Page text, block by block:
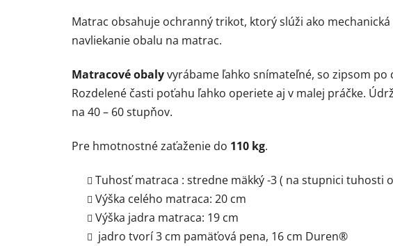
Matrac obsahuje ochranný trikot, ktorý slúži ako
navliekanie obalu na matrac.
Matracové obalyvyrábame ľahko snímateľné, so zipsom po
Rozdelené časti poťahu ľahko operiete aj v malej práčke.
na 40 – 60 stupňov.
Pre hmotnostné zaťaženie do 110 kg.
Tuhosť matraca : stredne mäkký -3 ( na stupnici tuhosti
Výška celého matraca: 20 cm
Výška jadra matraca: 19 cm
jadro tvorí 3 cm pamäťová pena, 16 cm Duren®